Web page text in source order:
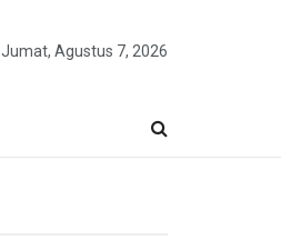
Jumat, Agustus 7, 2026